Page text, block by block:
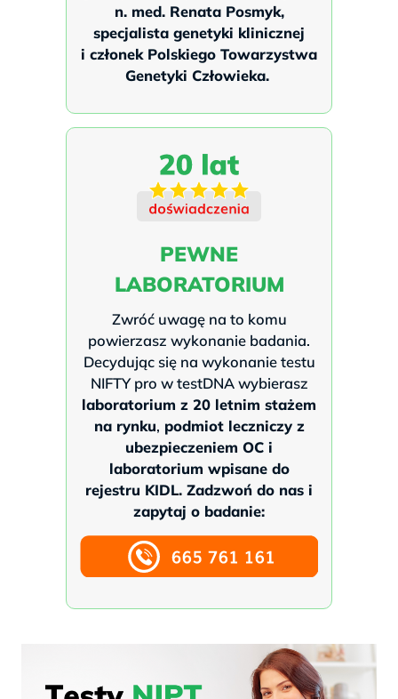
n. med. Renata Posmyk,
specjalista genetyki klinicznej
i członek Polskiego Towarzystwa
Genetyki Człowieka.
PEWNE
LABORATORIUM
Zwróć uwagę na to komu
powierzasz wykonanie badania.
Decydując się na wykonanie testu
NIFTY pro w testDNA wybierasz
laboratorium z 20 letnim stażem
na rynku, podmiot leczniczy z
ubezpieczeniem OC i
laboratorium wpisane do
rejestru KIDL. Zadzwoń do nas i
zapytaj o badanie: